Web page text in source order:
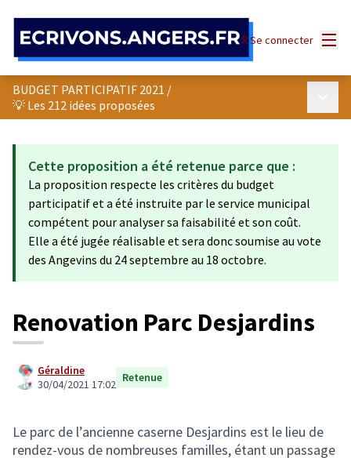
Se connecter
BUDGET PARTICIPATIF 2021 /
💡 Les 212 idées proposées
Cette proposition a été retenue parce que :
La proposition respecte les critères du budget
participatif et a été instruite par le service municipal
compétent pour analyser sa faisabilité et son coût.
Elle a été jugée réalisable et sera donc soumise au vote
des Angevins du 24 septembre au 18 octobre.
Renovation Parc Desjardins
Géraldine
30/04/2021 17:02 Retenue
Le parc de l’ancienne caserne Desjardins est le lieu de
rendez-vous de nombreuses familles, étant un passage